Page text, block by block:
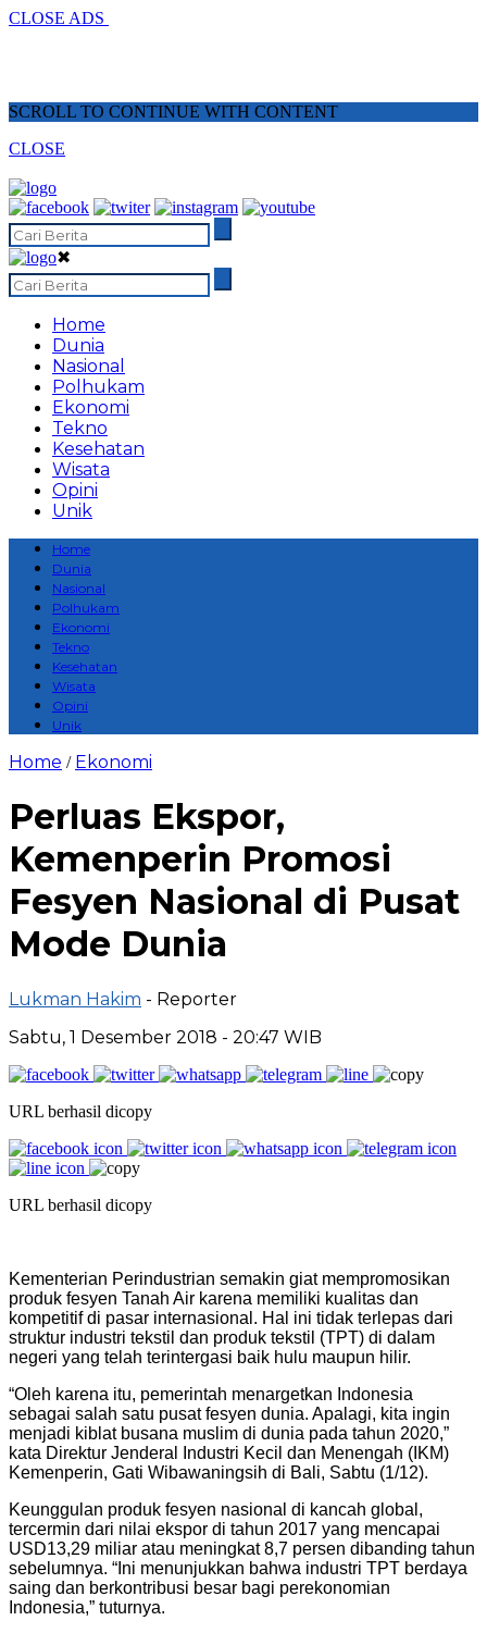
CLOSE ADS
SCROLL TO CONTINUE WITH CONTENT
CLOSE
✖
Home
Dunia
Nasional
Polhukam
Ekonomi
Tekno
Kesehatan
Wisata
Opini
Unik
Home
Dunia
Nasional
Polhukam
Ekonomi
Tekno
Kesehatan
Wisata
Opini
Unik
Home / Ekonomi
Perluas Ekspor,
Kemenperin Promosi
Fesyen Nasional di Pusat
Mode Dunia
Lukman Hakim - Reporter
Sabtu, 1 Desember 2018 - 20:47 WIB
URL berhasil dicopy
URL berhasil dicopy
Kementerian Perindustrian semakin giat mempromosikan
produk fesyen Tanah Air karena memiliki kualitas dan
kompetitif di pasar internasional. Hal ini tidak terlepas dari
struktur industri tekstil dan produk tekstil (TPT) di dalam
negeri yang telah terintergasi baik hulu maupun hilir.
“Oleh karena itu, pemerintah menargetkan Indonesia
sebagai salah satu pusat fesyen dunia. Apalagi, kita ingin
menjadi kiblat busana muslim di dunia pada tahun 2020,”
kata Direktur Jenderal Industri Kecil dan Menengah (IKM)
Kemenperin, Gati Wibawaningsih di Bali, Sabtu (1/12).
Keunggulan produk fesyen nasional di kancah global,
tercermin dari nilai ekspor di tahun 2017 yang mencapai
USD13,29 miliar atau meningkat 8,7 persen dibanding tahun
sebelumnya. “Ini menunjukkan bahwa industri TPT berdaya
saing dan berkontribusi besar bagi perekonomian
Indonesia,” tuturnya.